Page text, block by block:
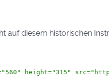
auf diesem historischen
height="315"